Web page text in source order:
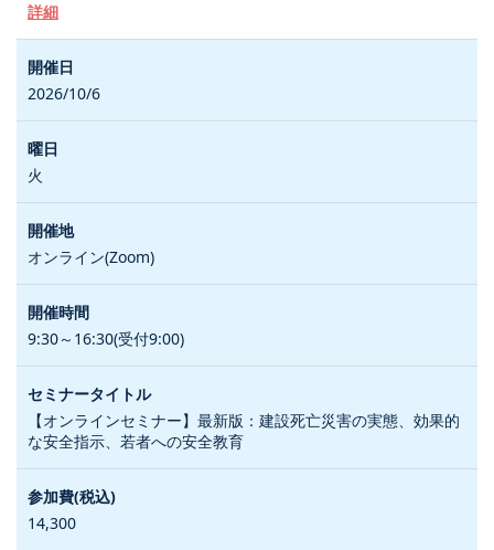
詳細
2026/10/6
火
オンライン(Zoom)
9:30～16:30(受付9:00)
【オンラインセミナー】最新版：建設死亡災害の実態、効果的
な安全指示、若者への安全教育
14,300